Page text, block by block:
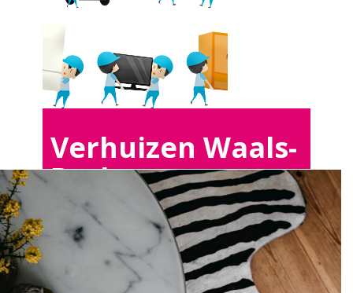
Verhuizen Waals-
Brabant